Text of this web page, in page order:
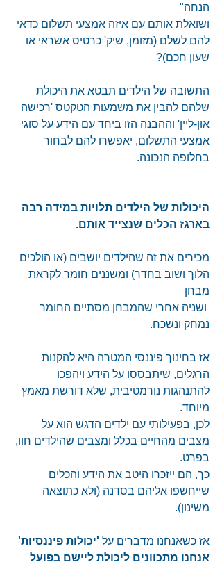
הנחה"
ושואלת אותם עם איזה אמצעי תשלום כדאי
להם לשלם (מזומן, שיק' כרטיס אשראי או
שעון חכם)?
התשובה של הילדים תבטא את היכולת
שלהם להבין את משמעות הטקטס 'רכישה
און-ליין' וההבנה הזו ביחד עם הידע על סוגי
אמצעי התשלום, יאפשרו להם לבחור
בחלופה הנכונה.
היכולות של הילדים תלויות במידה רבה
בארגז הכלים שנצייד אותם.
מכירים את זה שהילדים יושבים (או הולכים
הלוך ושוב בחדר) ומשננים חומר לקראת
מבחן
ושניה אחרי שהמבחן מסתיים החומר
נמחק ונשכח.
אז בחינוך פיננסי המטרה היא להקנות
הרגלים, שיתבססו על הידע ויהפכו
להתנהגות נורמטיבית, שלא דורשת מאמץ
מיוחד.
לכן, בפעילותי עם ילדים הדגש הוא על
מצבים מהחיים בכלל ומצבים שהילדים חוו,
בפרט.
כך, הם ייזכרו היטב את הידע והכלים
שייחשפו אליהם בסדנה (ולא כתוצאה
משינון).
אז כשאנחנו מדברים על 'יכולות פיננסיות'
אנחנו מתכוונים ליכולת ליישם בפועל